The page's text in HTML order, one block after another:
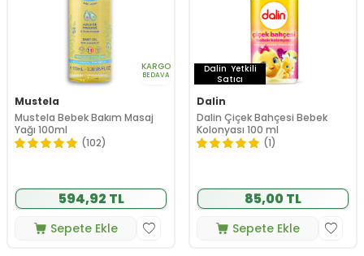
KARGO
BEDAVA
Mustela
Mustela Bebek Bakım Masaj
Yağı 100ml
(102)
594,92 TL
Sepete Ekle
Dalin Yetkili
Satıcı
Dalin
Dalin Çiçek Bahçesi Bebek
Kolonyası 100 ml
(1)
85,00 TL
Sepete Ekle